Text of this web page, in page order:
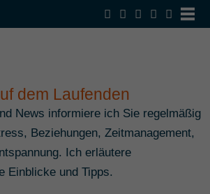
dem Laufenden
News informiere ich Sie regelmäßig
Beziehungen, Zeitmanagement,
Ich erläutere
Einblicke und Tipps.